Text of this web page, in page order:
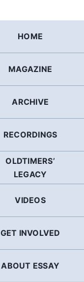
HOME
MAGAZINE
ARCHIVE
RECORDINGS
OLDTIMERS’
LEGACY
VIDEOS
GET INVOLVED
ABOUT ESSAY